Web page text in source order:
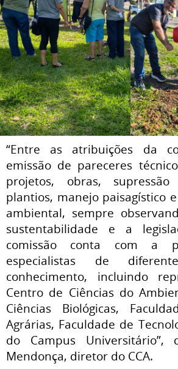
“Entre as atribuições da
emissão de pareceres
projetos, obras,
plantios, manejo paisagístico
ambiental, sempre
sustentabilidade e a
comissão conta com a
especialistas de
conhecimento, incluindo
Centro de Ciências do
Ciências Biológicas,
Agrárias, Faculdade de
do Campus Universitário”,
Mendonça, diretor do CCA.